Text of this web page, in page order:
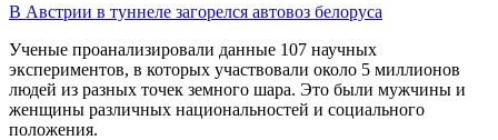
В Австрии в туннеле загорелся автовоз белоруса
Ученые проанализировали данные 107 научных
экспериментов, в которых участвовали около 5 миллионов
людей из разных точек земного шара. Это были мужчины и
женщины различных национальностей и социального
положения.